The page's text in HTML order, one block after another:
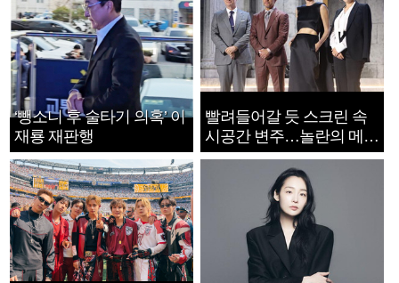
‘뺑소니 후 술타기 의혹’ 이
재룡 재판행
빨려들어갈 듯 스크린 속
시공간 변주…놀란의 메시
지는 ‘전쟁 속죄’